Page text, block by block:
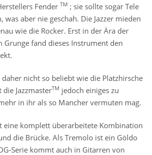
Fender TM ; sie sollte sogar Tele
was aber nie geschah. Die Jazzer mieden
wie die Rocker. Erst in der Ära der
Grunge fand dieses Instrument den
nicht so beliebt wie die Platzhirsche
JazzmasterTM jedoch einiges zu
in ihr als so Mancher vermuten mag.
eine komplett überarbeitete Kombination
die Brücke. Als Tremolo ist ein Göldo
Serie kommt auch in Gitarren von